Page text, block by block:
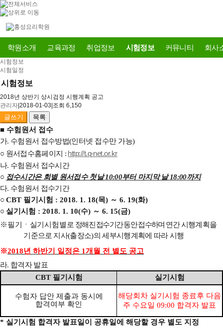
학원소개 교육과정 취업정보 시험정보 커뮤니티 회사
시험정보
시험일정
시험정보
2018년 상반기 상시검정 시행계획 공고
관리자 2018-01-03 조회 6,150
글쓰기 목록
■ 수험원서 접수
가. 수험원서 접수방법(인터넷 접수만 가능)
○ 원서접수홈페이지 : http://t.q-net.or.kr
나. 수험원서 접수시간
○ 접수시간은 회별 원서접수 첫날10:00부터 마지막 날18:00까지
다. 수험원서 접수기간
○ CBT 필기시험 : 2018. 1. 18(목) ～ 6. 19(화)
○ 실기시험 : 2018. 1. 10(수) ～ 6. 15(금)
※필기ㆍ실기시험별로 정해진 접수기간 동안 접수하며 연간 시행계획을
기준으로 지사(출장소)의 세부시행계획에 따라 시행
※2018년 하반기 일정은 1개월 전 별도 공고
라. 합격자 발표
CBT 필기시험 실기시험
수험자 답안 제출과 동시에
합격여부 확인
해당회차 실기시험 종료후 다음
주 수요일 09:00 합격자 발표
* 실기시험 합격자 발표일이 공휴일에 해당할 경우 별도 지정